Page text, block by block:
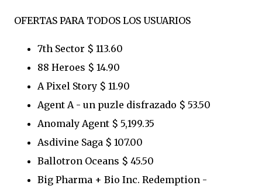
OFERTAS PARA TODOS LOS USUARIOS
7th Sector $ 113.60
88 Heroes $ 14.90
A Pixel Story $ 11.90
Agent A - un puzle disfrazado $ 53.50
Anomaly Agent $ 5,199.35
Asdivine Saga $ 107.00
Ballotron Oceans $ 45.50
Big Pharma + Bio Inc. Redemption -